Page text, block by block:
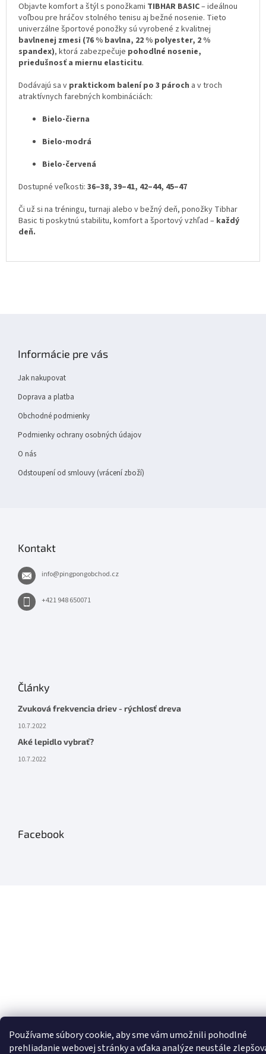
Používame súbory cookie, aby sme vám umožnili pohodlné
prehliadanie webovej stránky a vďaka analýze neustále
Objavte komfort a štýl s ponožkami TIBHAR BASIC– ideálnou
voľbou pre hráčov stolného tenisu aj bežné nosenie. Tieto
univerzálne športové ponožky sú vyrobené z kvalitnej
bavlnenej zmesi (76 % bavlna, 22 % polyester, 2 %
spandex), ktorá zabezpečuje pohodlné nosenie,
priedušnosť a miernu elasticitu.
Dodávajú sa v praktickom balení po 3 pároch a v troch
atraktívnych farebných kombináciách:
Bielo-čierna
Bielo-modrá
Bielo-červená
Dostupné veľkosti: 36–38, 39–41, 42–44, 45–47
Či už si na tréningu, turnaji alebo v bežný deň, ponožky Tibhar
Basic ti poskytnú stabilitu, komfort a športový vzhľad – každý
deň.
Informácie pre vás
Jak nakupovat
Doprava a platba
Obchodné podmienky
Podmienky ochrany osobných údajov
O nás
Odstoupení od smlouvy (vrácení zboží)
Kontakt
info@pingpongobchod.cz
+421 948 650071
Články
Zvuková frekvencia driev - rýchlosť dreva
10.7.2022
Aké lepidlo vybrať?
10.7.2022
Facebook